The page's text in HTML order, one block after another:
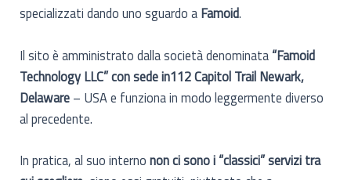
specializzati dando uno sguardo a Famoid.
Il sito è amministrato dalla società denominata“Famoid
Technology LLC” con sede in112 Capitol Trail Newark,
Delaware – USA e funziona in modo leggermente diverso
al precedente.
In pratica, al suo internonon ci sono i “classici” servizi tra